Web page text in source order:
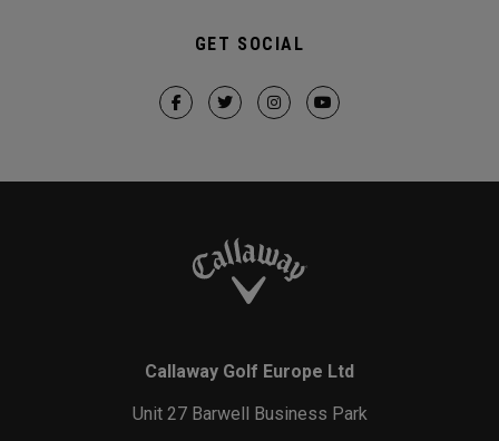
GET SOCIAL
Callaway Golf Europe Ltd
Unit 27 Barwell Business Park